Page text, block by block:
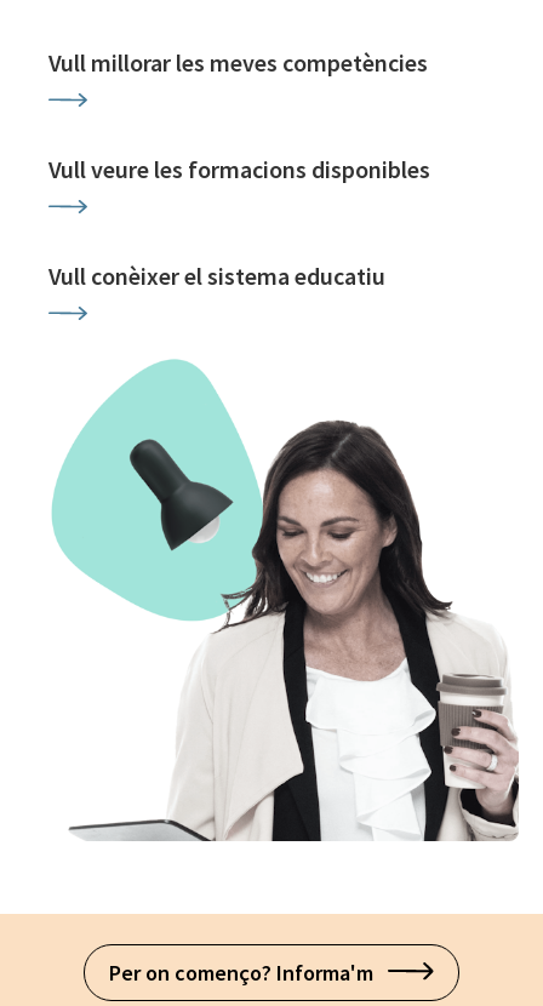
Vull millorar les meves competències
Vull veure les formacions disponibles
Vull conèixer el sistema educatiu
Per on començo? Informa'm